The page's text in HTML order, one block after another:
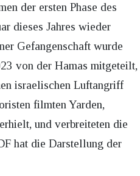
der ersten Phase des
dieses Jahres wieder
Gefangenschaft wurde
von der Hamas mitgeteilt,
israelischen Luftangriff
filmten Yarden,
und verbreiteten die
hat die Darstellung der